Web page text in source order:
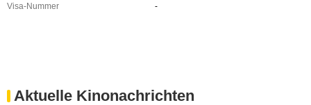
Visa-Nummer
-
Aktuelle Kinonachrichten